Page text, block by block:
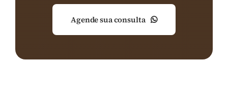
Agende sua consulta